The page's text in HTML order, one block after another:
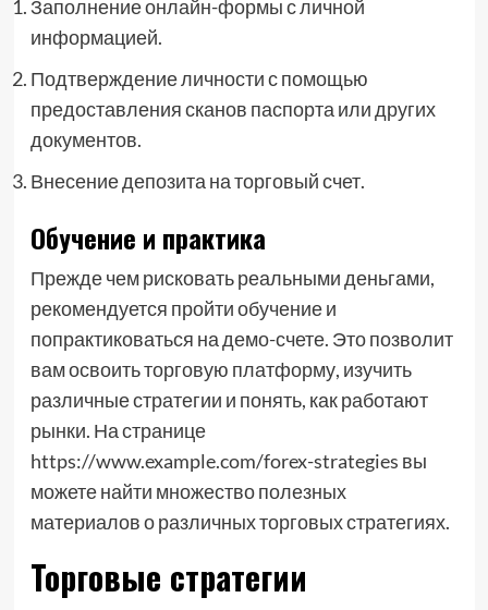
Заполнение онлайн-формы с личной
информацией.
Подтверждение личности с помощью
предоставления сканов паспорта или других
документов.
Внесение депозита на торговый счет.
Обучение и практика
Прежде чем рисковать реальными деньгами,
рекомендуется пройти обучение и
попрактиковаться на демо-счете. Это позволит
вам освоить торговую платформу, изучить
различные стратегии и понять, как работают
рынки. На странице
https://www.example.com/forex-strategies вы
можете найти множество полезных
материалов о различных торговых стратегиях.
Торговые стратегии